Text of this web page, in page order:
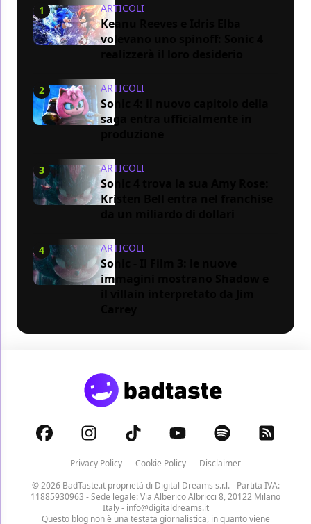
1 ARTICOLI
Keanu Reeves e Idris Elba
volevano uno spinoff: Sonic 4
2 ARTICOLI
Sonic 4: il nuovo capitolo della
saga entra ufficialmente in
3 ARTICOLI
Sonic 4 trova la sua Amy Rose:
Kristen Bell entra nel franchise
4 ARTICOLI
Sonic - Il Film 3: le nuove
immagini mostrano Shadow e
Privacy Policy Cookie Policy
Disclaimer
© 2026 BadTaste.it proprietà di Digital Dreams s.r.l.- Partita IVA:
11885930963 - Sede legale: Via Alberico Albricci 8, 20122 Milano
Italy - info@digitaldreams.it
Questo blog non è una testata giornalistica, in quanto viene